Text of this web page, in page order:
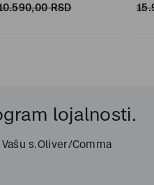
00 RSD
lojalnosti.
s.Oliver/Comma